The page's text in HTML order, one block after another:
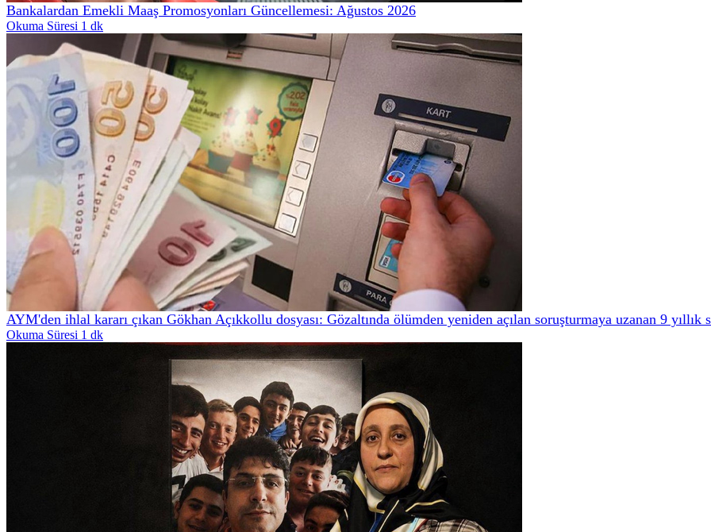
Bankalardan Emekli Maaş Promosyonları Güncellemesi: Ağustos 2026
Okuma Süresi 1 dk
AYM'den ihlal kararı çıkan Gökhan Açıkkollu dosyası: Gözaltında ölümden yeniden açılan soruşturmaya uzanan 9 yıllık
Okuma Süresi 1 dk